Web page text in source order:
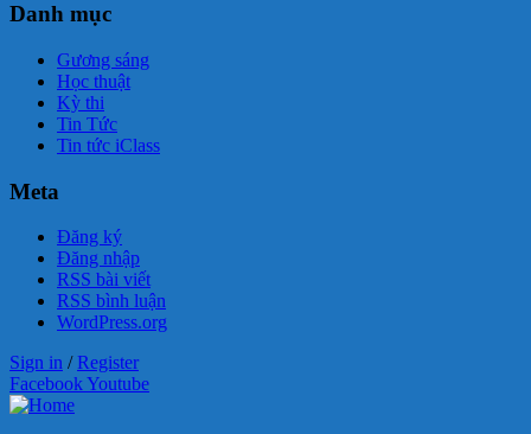
Danh mục
Gương sáng
Học thuật
Kỳ thi
Tin Tức
Tin tức iClass
Meta
Đăng ký
Đăng nhập
RSS bài viết
RSS bình luận
WordPress.org
Sign in / Register
FacebookYoutube